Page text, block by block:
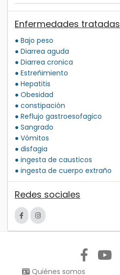
Enfermedades tratadas
● Bajo peso
● Diarrea aguda
● Diarrea cronica
● Estreñimiento
● Hepatitis
● Obesidad
● constipación
● Reflujo gastroesofagico
● Sangrado
● Vómitos
● disfagia
● ingesta de causticos
● ingesta de cuerpo extraño
Redes sociales
Quiénes somos